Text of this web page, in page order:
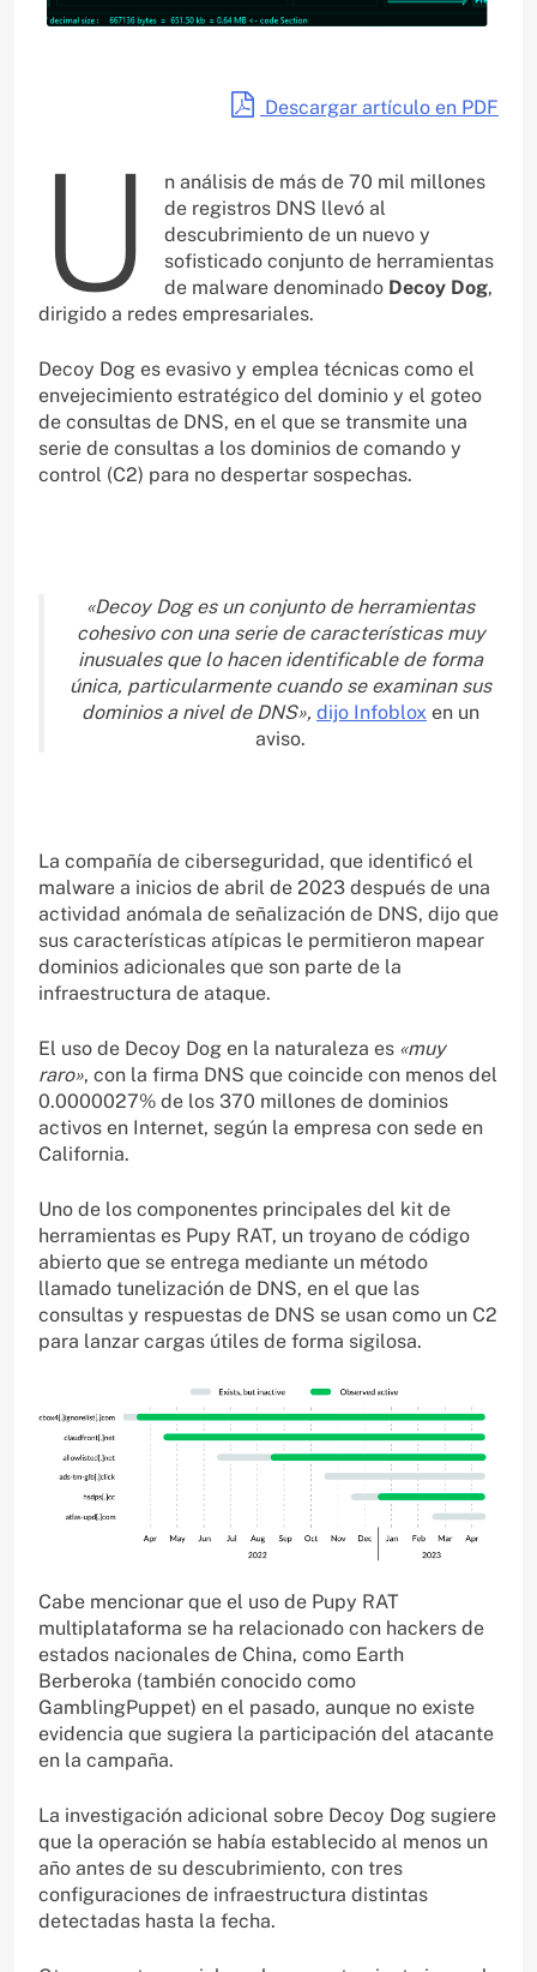
Descargar artículo en PDF
U
n análisis de más de 70 mil millones
de registros DNS llevó al
descubrimiento de un nuevo y
sofisticado conjunto de herramientas
de malware denominado Decoy Dog,
dirigido a redes empresariales.
Decoy Dog es evasivo y emplea técnicas como el
envejecimiento estratégico del dominio y el goteo
de consultas de DNS, en el que se transmite una
serie de consultas a los dominios de comando y
control (C2) para no despertar sospechas.
«Decoy Dog es un conjunto de herramientas
cohesivo con una serie de características muy
inusuales que lo hacen identificable de forma
única, particularmente cuando se examinan sus
dominios a nivel de DNS», dijo Infoblox en un
aviso.
La compañía de ciberseguridad, que identificó el
malware a inicios de abril de 2023 después de una
actividad anómala de señalización de DNS, dijo que
sus características atípicas le permitieron mapear
dominios adicionales que son parte de la
infraestructura de ataque.
El uso de Decoy Dog en la naturaleza es «muy
raro», con la firma DNS que coincide con menos del
0.0000027% de los 370 millones de dominios
activos en Internet, según la empresa con sede en
California.
Uno de los componentes principales del kit de
herramientas es Pupy RAT, un troyano de código
abierto que se entrega mediante un método
llamado tunelización de DNS, en el que las
consultas y respuestas de DNS se usan como un C2
para lanzar cargas útiles de forma sigilosa.
Cabe mencionar que el uso de Pupy RAT
multiplataforma se ha relacionado con hackers de
estados nacionales de China, como Earth
Berberoka (también conocido como
GamblingPuppet) en el pasado, aunque no existe
evidencia que sugiera la participación del atacante
en la campaña.
La investigación adicional sobre Decoy Dog sugiere
que la operación se había establecido al menos un
año antes de su descubrimiento, con tres
configuraciones de infraestructura distintas
detectadas hasta la fecha.